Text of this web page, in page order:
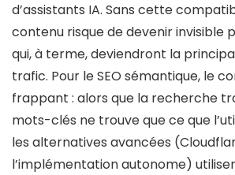
d’assistants IA. Sans cette
contenu risque de devenir invisible
qui, à terme, deviendront la
trafic. Pour le SEO sémantique, le
frappant : alors que la recherche
mots-clés ne trouve que ce que
les alternatives avancées
l’implémentation autonome)